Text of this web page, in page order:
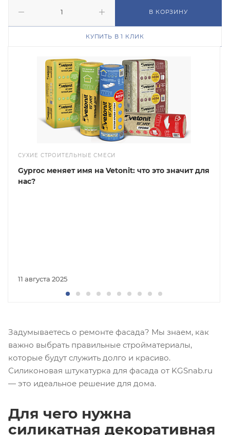
В КОРЗИНУ
КУПИТЬ В 1 КЛИК
СУХИЕ СТРОИТЕЛЬНЫЕ СМЕСИ
11 августа 2025
Gyproc меняет имя на Vetonit: что это значит для
нас?
Задумываетесь о ремонте фасада? Мы знаем, как
важно выбрать правильные стройматериалы,
которые будут служить долго и красиво.
Силиконовая штукатурка для фасада от KGSnab.ru
— это идеальное решение для дома.
Для чего нужна
силикатная декоративная